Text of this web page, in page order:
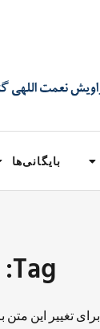
بایگانی‌ها
Tag: دادگاه عمومی جزایی اطلسی
برای تغییر این